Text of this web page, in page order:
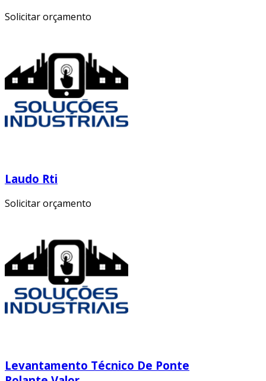
Solicitar orçamento
Laudo Rti
Solicitar orçamento
Levantamento Técnico De Ponte